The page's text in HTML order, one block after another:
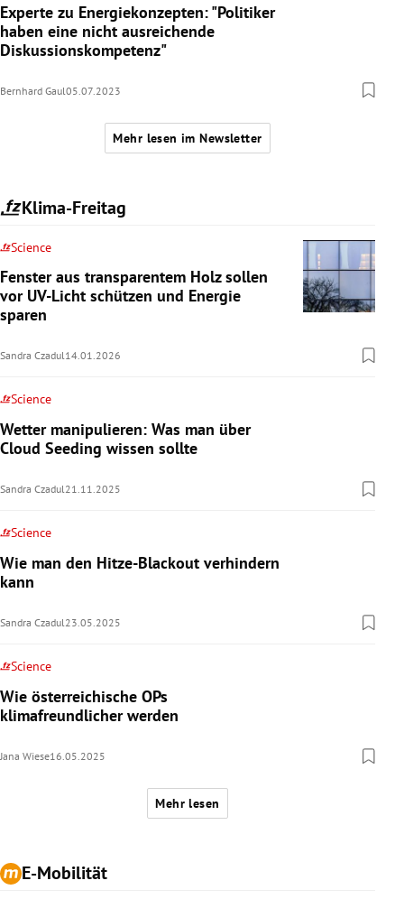
Experte zu Energiekonzepten: "Politiker
haben eine nicht ausreichende
Diskussionskompetenz"
Bernhard Gaul05.07.2023
Mehr lesen im Newsletter
Klima-Freitag
Science
Fenster aus transparentem Holz sollen
vor UV-Licht schützen und Energie
sparen
Sandra Czadul14.01.2026
Science
Wetter manipulieren: Was man über
Cloud Seeding wissen sollte
Sandra Czadul21.11.2025
Science
Wie man den Hitze-Blackout verhindern
kann
Sandra Czadul23.05.2025
Science
Wie österreichische OPs
klimafreundlicher werden
Jana Wiese16.05.2025
Mehr lesen
E-Mobilität